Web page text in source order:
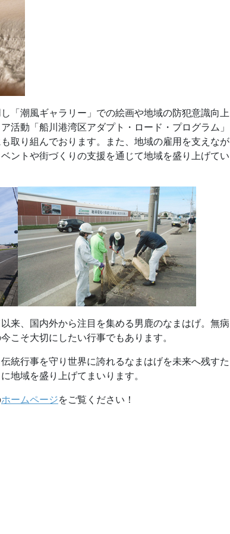
「潮風ギャラリー」での絵画や地域の防犯意識向上
活動「船川港湾区アダプト・ロード・プログラム」
取り組んでおります。また、地域の雇用を支えなが
ントや街づくりの支援を通じて地域を盛り上げてい
来、国内外から注目を集める男鹿のなまはげ。無病
こそ大切にしたい行事でもあります。
統行事を守り世界に誇れるなまはげを未来へ残すた
地域を盛り上げてまいります。
ホームページをご覧ください！